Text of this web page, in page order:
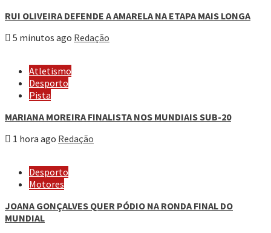
RUI OLIVEIRA DEFENDE A AMARELA NA ETAPA MAIS LONGA
5 minutos ago Redação
Atletismo
Desporto
Pista
MARIANA MOREIRA FINALISTA NOS MUNDIAIS SUB-20
1 hora ago Redação
Desporto
Motores
JOANA GONÇALVES QUER PÓDIO NA RONDA FINAL DO
MUNDIAL